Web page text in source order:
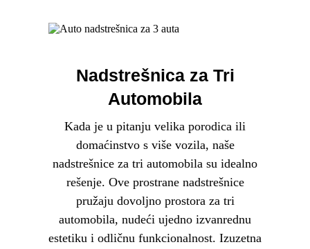
Nadstrešnica za Tri
Automobila
Kada je u pitanju velika porodica ili
domaćinstvo s više vozila, naše
nadstrešnice za tri automobila su idealno
rešenje. Ove prostrane nadstrešnice
pružaju dovoljno prostora za tri
automobila, nudeći ujedno izvanrednu
estetiku i odličnu funkcionalnost. Izuzetna